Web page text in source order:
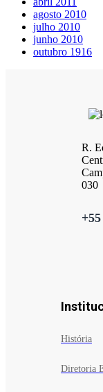
agosto 2010
julho 2010
junho 2010
outubro 1916
R.
030
História
Diretoria